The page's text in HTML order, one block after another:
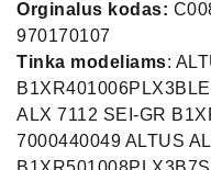
Orginalus kodas:
970170107
Tinka modeliams:
ALX 7112 SEI-GR
7000440049 ALTUS